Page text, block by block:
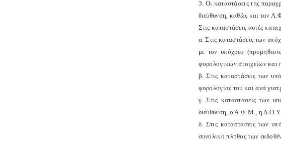
3. Οι καταστάσεις της
διεύθυνση, καθώς και τον
Στις καταστάσεις αυτές
α. Στις καταστάσεις των
με τον υπόχρεο
φορολογικών στοιχείων
β. Στις καταστάσεις των
φορολογίας του και ανά
γ. Στις καταστάσεις των
διεύθυνση, ο Α.Φ.Μ., η Δ.Ο.Υ.
δ. Στις καταστάσεις των
συνολικό πλήθος των